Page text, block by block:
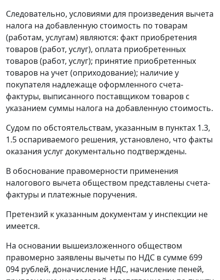
Следовательно, условиями для произведения вычета
налога на добавленную стоимость по товарам
(работам, услугам) являются: факт приобретения
товаров (работ, услуг), оплата приобретенных
товаров (работ, услуг); принятие приобретенных
товаров на учет (оприходование); наличие у
покупателя надлежаще оформленного счета-
фактуры, выписанного поставщиком товаров с
указанием суммы налога на добавленную стоимость.
Судом по обстоятельствам, указанным в пунктах 1.3,
1.5 оспариваемого решения, установлено, что факты
оказания услуг документально подтверждены.
В обоснование правомерности применения
налогового вычета обществом представлены счета-
фактуры и платежные поручения.
Претензий к указанным документам у инспекции не
имеется.
На основании вышеизложенного обществом
правомерно заявлены вычеты по НДС в сумме 699
094 рублей, доначисление НДС, начисление пеней,